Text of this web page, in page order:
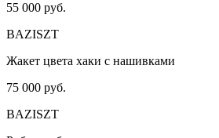
55 000 руб.
BAZISZT
Жакет цвета хаки с нашивками
75 000 руб.
BAZISZT